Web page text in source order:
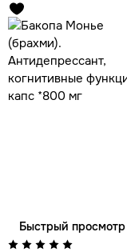
Быстрый просмотр